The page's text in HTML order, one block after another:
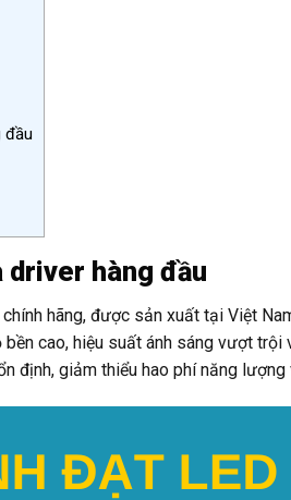
đầu
driver hàng đầu
hãng, được sản xuất tại Việt
cao, hiệu suất ánh sáng vượt trội
giảm thiểu hao phí năng lượng